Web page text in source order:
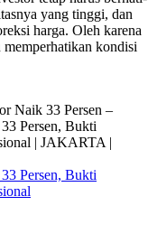
yang tinggi, dan
harga. Oleh karena
kondisi
Persen, Bukti